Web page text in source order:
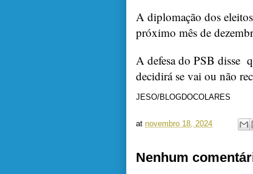
A diplomação dos
próximo mês de
A defesa do PSB disse
decidirá se vai ou não
JESO/BLOGDOCOLARES
at novembro 18, 2024
Nenhum